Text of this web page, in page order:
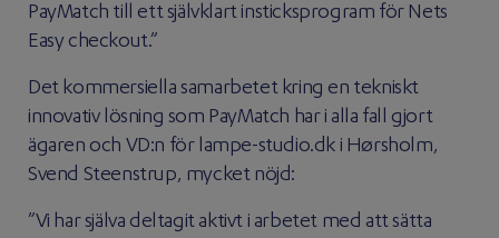
PayMatch till ett självklart insticksprogram för Nets
Easy checkout.”
Det kommersiella samarbetet kring en tekniskt
innovativ lösning som PayMatch har i alla fall gjort
ägaren och VD:n för lampe-studio.dk i Hørsholm,
Svend Steenstrup, mycket nöjd:
”Vi har själva deltagit aktivt i arbetet med att sätta